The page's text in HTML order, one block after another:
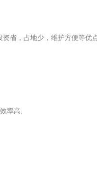
省，占地少，维护方便等优点
率高;